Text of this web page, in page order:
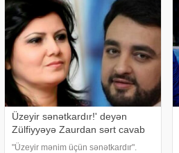
Üzeyir sənətkardır!' deyən
Zülfiyyəyə Zaurdan sərt cavab
"Üzeyir mənim üçün sənətkardır".